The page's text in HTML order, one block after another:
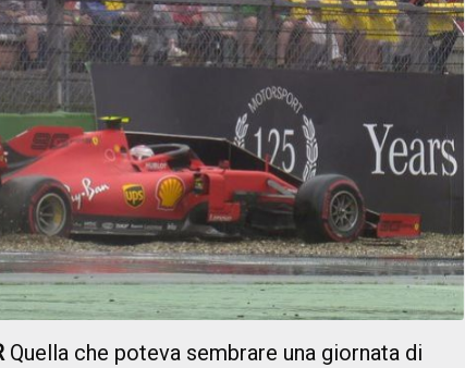
Quella che poteva sembrare una giornata di